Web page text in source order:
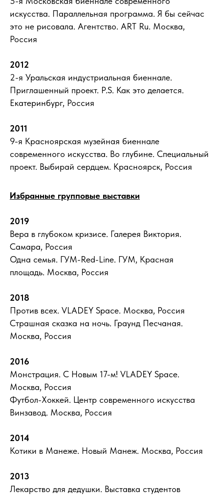
искусства. Параллельная программа. Я бы сейчас
это не рисовала. Агентство. ART Ru. Москва,
Россия
2012
2-я Уральская индустриальная биеннале.
Приглашенный проект. P.S. Как это делается.
Екатеринбург, Россия
2011
9-я Красноярская музейная биеннале
современного искусства. Во глубине. Специальный
проект. Выбирай сердцем. Красноярск, Россия
Избранные групповые выставки
2019
Вера в глубоком кризисе. Галерея Виктория.
Самара, Россия
Одна семья. ГУМ-Red-Line. ГУМ, Красная
площадь. Москва, Россия
2018
Против всех. VLADEY Space. Москва, Россия
Страшная сказка на ночь. Граунд Песчаная.
Москва, Россия
2016
Монстрация. С Новым 17-м! VLADEY Space.
Москва, Россия
Футбол-Хоккей. Центр современного искусства
Винзавод. Москва, Россия
2014
Котики в Манеже. Новый Манеж. Москва, Россия
2013
Лекарство для дедушки. Выставка студентов